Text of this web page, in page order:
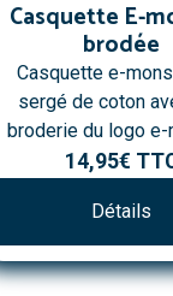
Casquette E-
brodée
Casquette e-
sergé de coton
broderie du logo
14,95€
Détails